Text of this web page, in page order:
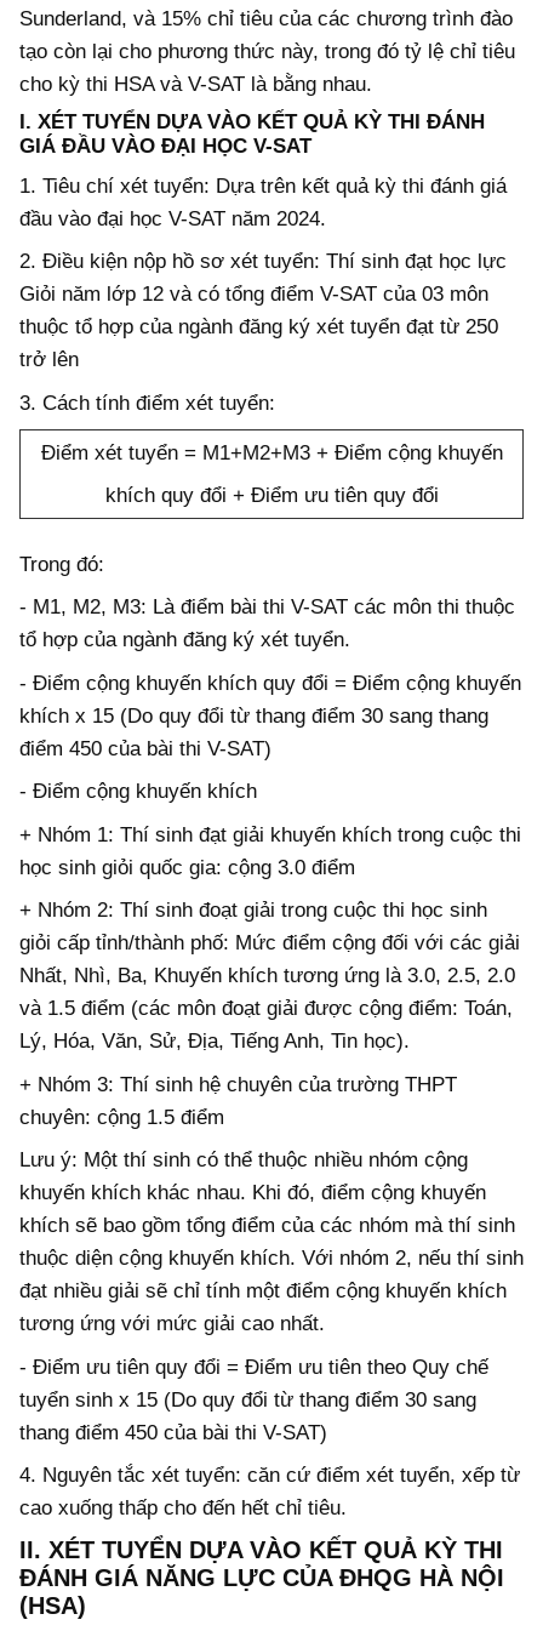
Sunderland, và 15% chỉ tiêu của các chương trình đào
tạo còn lại cho phương thức này, trong đó tỷ lệ chỉ tiêu
cho kỳ thi HSA và V-SAT là bằng nhau.
I. XÉT TUYỂN DỰA VÀO KẾT QUẢ KỲ THI ĐÁNH
GIÁ ĐẦU VÀO ĐẠI HỌC V-SAT
1. Tiêu chí xét tuyển: Dựa trên kết quả kỳ thi đánh giá
đầu vào đại học V-SAT năm 2024.
2. Điều kiện nộp hồ sơ xét tuyển: Thí sinh đạt học lực
Giỏi năm lớp 12 và có tổng điểm V-SAT của 03 môn
thuộc tổ hợp của ngành đăng ký xét tuyển đạt từ 250
trở lên
3. Cách tính điểm xét tuyển:
Điểm xét tuyển = M1+M2+M3 + Điểm cộng khuyến
khích quy đổi + Điểm ưu tiên quy đổi
Trong đó:
- M1, M2, M3: Là điểm bài thi V-SAT các môn thi thuộc
tổ hợp của ngành đăng ký xét tuyển.
- Điểm cộng khuyến khích quy đổi = Điểm cộng khuyến
khích x 15 (Do quy đổi từ thang điểm 30 sang thang
điểm 450 của bài thi V-SAT)
- Điểm cộng khuyến khích
+ Nhóm 1: Thí sinh đạt giải khuyến khích trong cuộc thi
học sinh giỏi quốc gia: cộng 3.0 điểm
+ Nhóm 2: Thí sinh đoạt giải trong cuộc thi học sinh
giỏi cấp tỉnh/thành phố: Mức điểm cộng đối với các giải
Nhất, Nhì, Ba, Khuyến khích tương ứng là 3.0, 2.5, 2.0
và 1.5 điểm (các môn đoạt giải được cộng điểm: Toán,
Lý, Hóa, Văn, Sử, Địa, Tiếng Anh, Tin học).
+ Nhóm 3: Thí sinh hệ chuyên của trường THPT
chuyên: cộng 1.5 điểm
Lưu ý: Một thí sinh có thể thuộc nhiều nhóm cộng
khuyến khích khác nhau. Khi đó, điểm cộng khuyến
khích sẽ bao gồm tổng điểm của các nhóm mà thí sinh
thuộc diện cộng khuyến khích. Với nhóm 2, nếu thí sinh
đạt nhiều giải sẽ chỉ tính một điểm cộng khuyến khích
tương ứng với mức giải cao nhất.
- Điểm ưu tiên quy đổi = Điểm ưu tiên theo Quy chế
tuyển sinh x 15 (Do quy đổi từ thang điểm 30 sang
thang điểm 450 của bài thi V-SAT)
4. Nguyên tắc xét tuyển: căn cứ điểm xét tuyển, xếp từ
cao xuống thấp cho đến hết chỉ tiêu.
II. XÉT TUYỂN DỰA VÀO KẾT QUẢ KỲ THI
ĐÁNH GIÁ NĂNG LỰC CỦA ĐHQG HÀ NỘI
(HSA)